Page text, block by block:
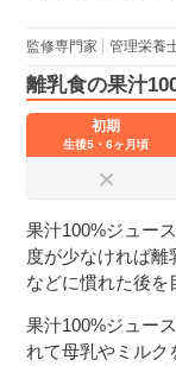
妊娠初期
妊娠中期
妊娠後期
子育て・育児
０歳児
１歳児
２歳児
監修専門家 管理栄養
離乳食の果汁
初期
生後5・6ヶ月頃
果汁100%ジュー
度が少なければ
などに慣れた後を
果汁100%ジュー
れて母乳やミルク